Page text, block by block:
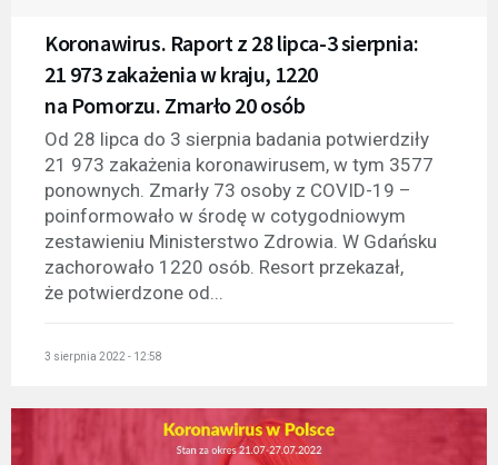
Koronawirus. Raport z 28 lipca-3 sierpnia:
21 973 zakażenia w kraju, 1220
na Pomorzu. Zmarło 20 osób
Od 28 lipca do 3 sierpnia badania potwierdziły
21 973 zakażenia koronawirusem, w tym 3577
ponownych. Zmarły 73 osoby z COVID-19 –
poinformowało w środę w cotygodniowym
zestawieniu Ministerstwo Zdrowia. W Gdańsku
zachorowało 1220 osób. Resort przekazał,
że potwierdzone od...
3 sierpnia 2022 - 12:58